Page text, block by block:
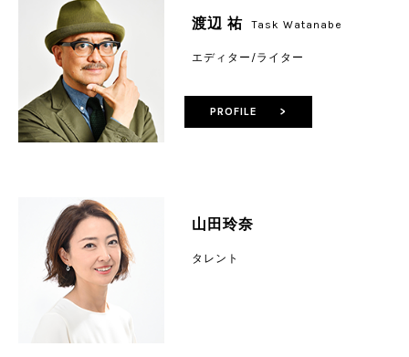
渡辺 祐 Task Watanabe
エディター/ライター
山田玲奈
タレント
PROFILE >